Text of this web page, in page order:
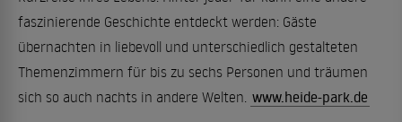
faszinierende Geschichte entdeckt werden: Gäste
übernachten in liebevoll und unterschiedlich gestalteten
Themenzimmern für bis zu sechs Personen und träumen
sich so auch nachts in andere Welten. www.heide-park.de